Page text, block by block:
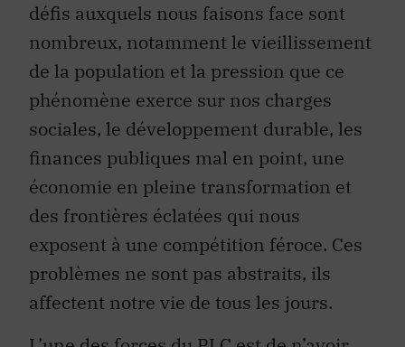
défis auxquels nous faisons face sont
nombreux, notamment le vieillissement
de la population et la pression que ce
phénomène exerce sur nos charges
sociales, le développement durable, les
finances publiques mal en point, une
économie en pleine transformation et
des frontières éclatées qui nous
exposent à une compétition féroce. Ces
problèmes ne sont pas abstraits, ils
affectent notre vie de tous les jours.